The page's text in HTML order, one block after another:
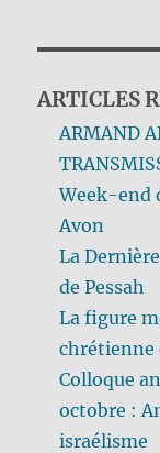
ARTICLES
ARMAND
Week-end
Avon
La
de Pessah
La figure
chrétienne
Colloque
octobre :
israélisme